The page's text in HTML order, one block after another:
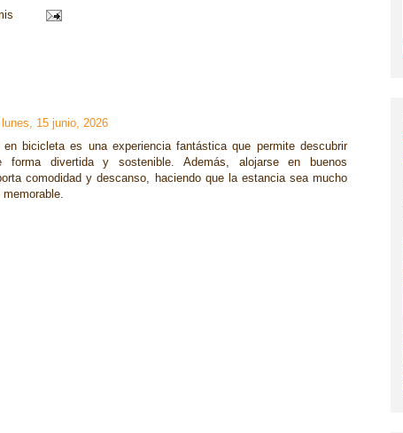
lunes, 15 junio, 2026
en bicicleta es una experiencia fantástica que permite descubrir
forma divertida y sostenible. Además, alojarse en buenos
comodidad y descanso, haciendo que la estancia sea mucho